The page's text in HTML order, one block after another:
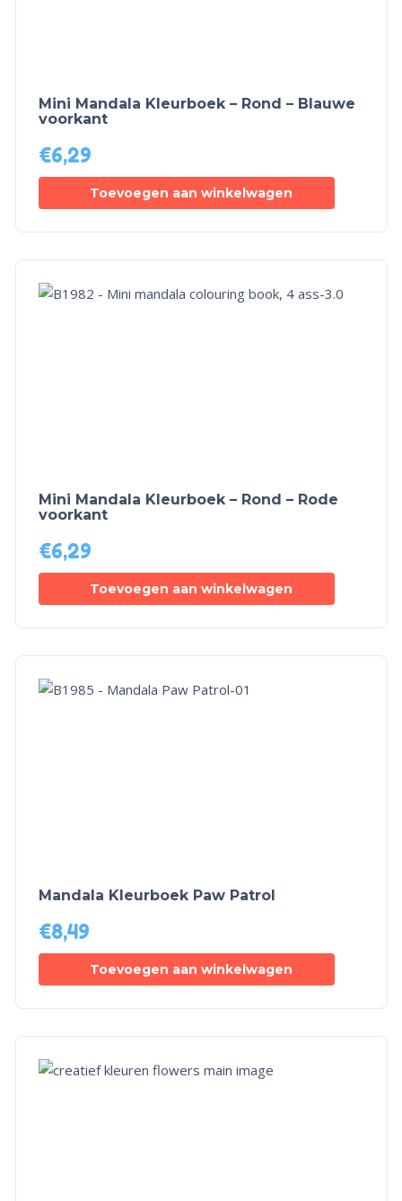
Mini Mandala Kleurboek – Rond – Blauwe
voorkant
€6,29
Toevoegen aan winkelwagen
Mini Mandala Kleurboek – Rond – Rode
voorkant
€6,29
Toevoegen aan winkelwagen
Mandala Kleurboek Paw Patrol
€8,49
Toevoegen aan winkelwagen